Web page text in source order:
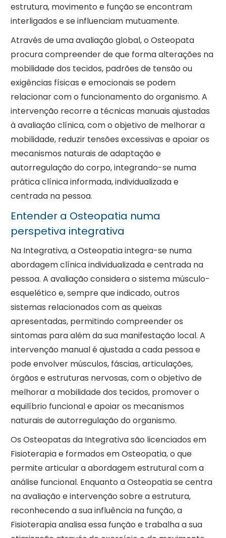
estrutura, movimento e função se encontram
interligados e se influenciam mutuamente.
Através de uma avaliação global, o Osteopata
procura compreender de que forma alterações na
mobilidade dos tecidos, padrões de tensão ou
exigências físicas e emocionais se podem
relacionar com o funcionamento do organismo. A
intervenção recorre a técnicas manuais ajustadas
à avaliação clínica, com o objetivo de melhorar a
mobilidade, reduzir tensões excessivas e apoiar os
mecanismos naturais de adaptação e
autorregulação do corpo, integrando-se numa
prática clínica informada, individualizada e
centrada na pessoa.
Entender a Osteopatia numa
perspetiva integrativa
Na Integrativa, a Osteopatia integra-se numa
abordagem clínica individualizada e centrada na
pessoa. A avaliação considera o sistema músculo-
esquelético e, sempre que indicado, outros
sistemas relacionados com as queixas
apresentadas, permitindo compreender os
sintomas para além da sua manifestação local. A
intervenção manual é ajustada a cada pessoa e
pode envolver músculos, fáscias, articulações,
órgãos e estruturas nervosas, com o objetivo de
melhorar a mobilidade dos tecidos, promover o
equilíbrio funcional e apoiar os mecanismos
naturais de autorregulação do organismo.
Os Osteopatas da Integrativa são licenciados em
Fisioterapia e formados em Osteopatia, o que
permite articular a abordagem estrutural com a
análise funcional. Enquanto a Osteopatia se centra
na avaliação e intervenção sobre a estrutura,
reconhecendo a sua influência na função, a
Fisioterapia analisa essa função e trabalha a sua